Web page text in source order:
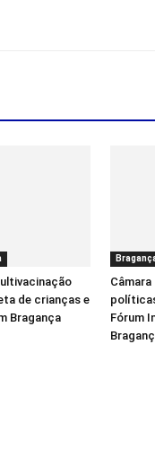
de crianças e
Bragança
Fórum